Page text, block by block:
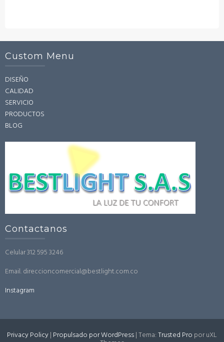
Custom Menu
DISEÑO
CALIDAD
SERVICIO
PRODUCTOS
BLOG
Contactanos
Celular 312 595 3246
Email. direccioncomercial@bestlight.com.co
Instagram
Privacy Policy| Propulsado por WordPress|Tema:Trusted Pro por uXL